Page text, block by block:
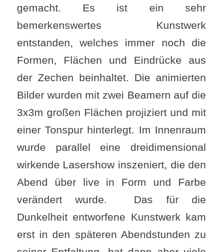
gemacht. Es ist ein sehr
bemerkenswertes Kunstwerk
entstanden, welches immer noch die
Formen, Flächen und Eindrücke aus
der Zechen beinhaltet. Die animierten
Bilder wurden mit zwei Beamern auf die
3x3m großen Flächen projiziert und mit
einer Tonspur hinterlegt. Im Innenraum
wurde parallel eine dreidimensional
wirkende Lasershow inszeniert, die den
Abend über live in Form und Farbe
verändert wurde. Das für die
Dunkelheit entworfene Kunstwerk kam
erst in den späteren Abendstunden zu